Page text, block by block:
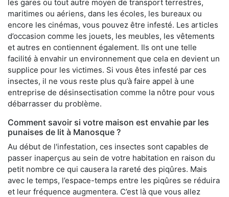
les gares ou tout autre moyen de transport terrestres,
maritimes ou aériens, dans les écoles, les bureaux ou
encore les cinémas, vous pouvez être infesté. Les articles
d’occasion comme les jouets, les meubles, les vêtements
et autres en contiennent également. Ils ont une telle
facilité à envahir un environnement que cela en devient un
supplice pour les victimes. Si vous êtes infesté par ces
insectes, il ne vous reste plus qu’à faire appel à une
entreprise de désinsectisation comme la nôtre pour vous
débarrasser du problème.
Comment savoir si votre maison est envahie par les
punaises de lit à Manosque ?
Au début de l'infestation, ces insectes sont capables de
passer inaperçus au sein de votre habitation en raison du
petit nombre ce qui causera la rareté des piqûres. Mais
avec le temps, l’espace-temps entre les piqûres se réduira
et leur fréquence augmentera. C’est là que vous allez